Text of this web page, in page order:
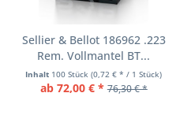
Sellier & Bellot 186962 .223
Rem. Vollmantel BT...
Inhalt 100 Stück(0,72 € * / 1 Stück)
ab 72,00 € * 76,30 € *